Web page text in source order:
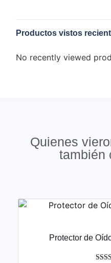
Productos vistos
No recently viewed
Quienes
también
Protector de